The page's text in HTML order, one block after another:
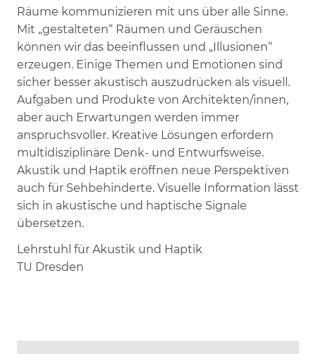
Räume kommunizieren mit uns über alle Sinne.
Mit „gestalteten“ Räumen und Geräuschen
können wir das beeinflussen und „Illusionen“
erzeugen. Einige Themen und Emotionen sind
sicher besser akustisch auszudrücken als visuell.
Aufgaben und Produkte von Architekten/innen,
aber auch Erwartungen werden immer
anspruchsvoller. Kreative Lösungen erfordern
multidisziplinäre Denk- und Entwurfsweise.
Akustik und Haptik eröffnen neue Perspektiven
auch für Sehbehinderte. Visuelle Information lässt
sich in akustische und haptische Signale
übersetzen.
Lehrstuhl für Akustik und Haptik
TU Dresden